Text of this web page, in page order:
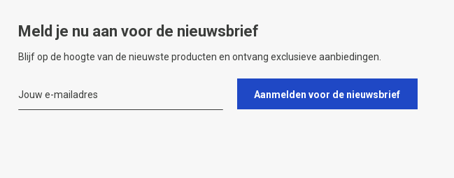
Meld je nu aan voor de nieuwsbrief
Blijf op de hoogte van de nieuwste producten en ontvang exclusieve aanbiedingen.
Aanmelden voor de nieuwsbrief